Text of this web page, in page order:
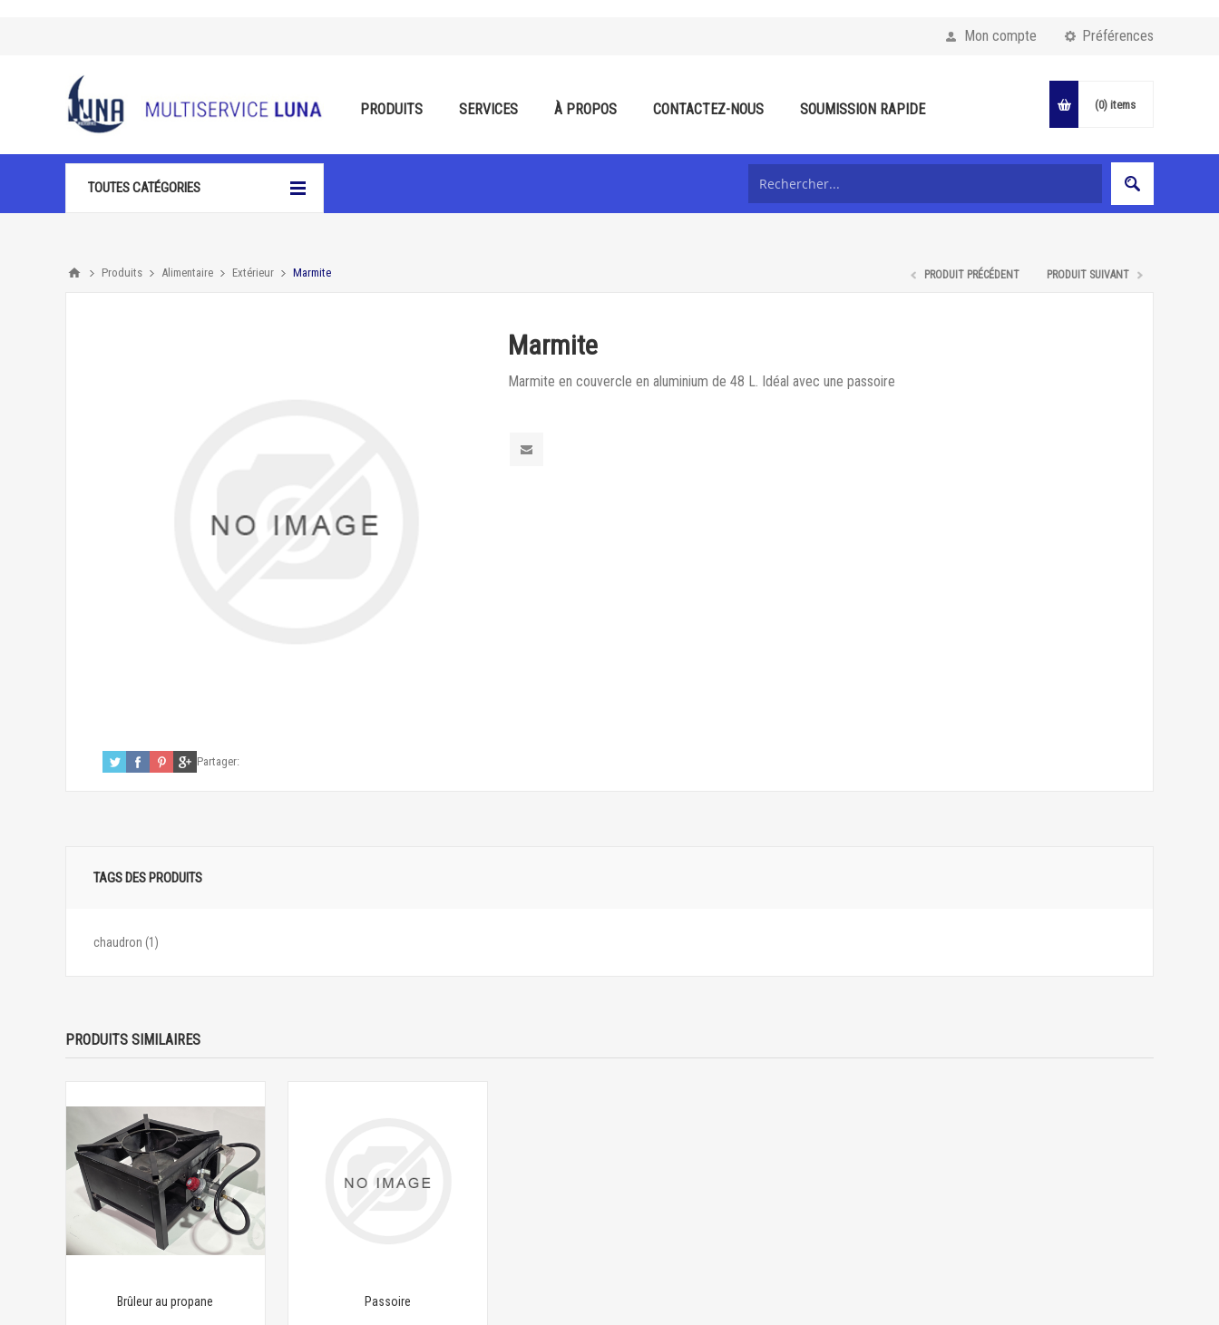
Préférences
Mon compte
PRODUITS SERVICES À PROPOS CONTACTEZ-NOUS SOUMISSION RAPIDE (0) items
TOUTES CATÉGORIES
Produits Alimentaire Extérieur Marmite PRODUIT PRÉCÉDENT PRODUIT SUIVANT
Marmite
Marmite en couvercle en aluminium de 48 L. Idéal avec une passoire
Partager:
TAGS DES PRODUITS
chaudron (1)
PRODUITS SIMILAIRES
Brûleur au propane Passoire